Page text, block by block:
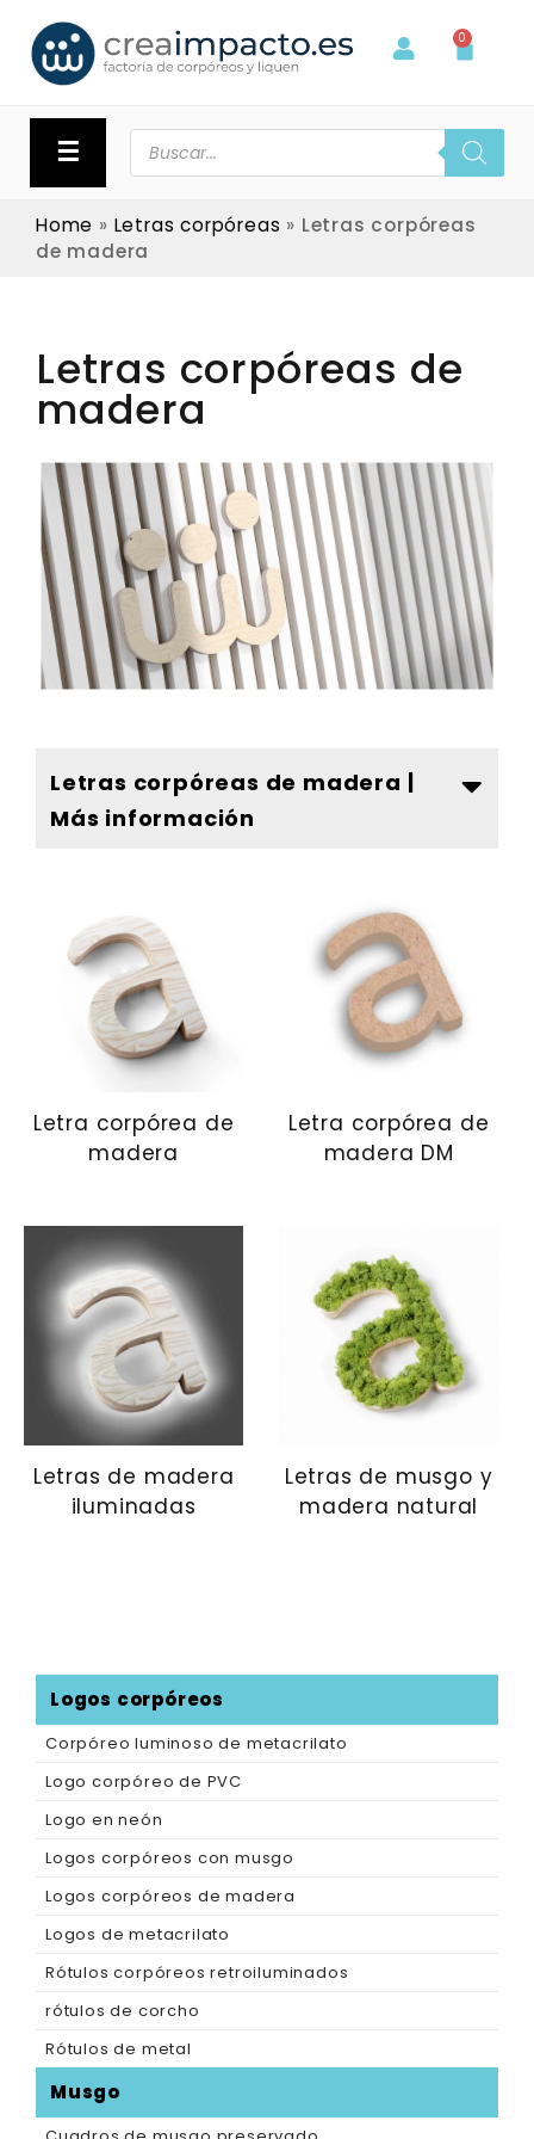
0
☰
Home » Letras corpóreas » Letras corpóreas
de madera
Logos corpóreos
Corpóreo luminoso de metacrilato
Logo corpóreo de PVC
Logo en neón
Logos corpóreos con musgo
Logos corpóreos de madera
Logos de metacrilato
Rótulos corpóreos retroiluminados
rótulos de corcho
Rótulos de metal
Musgo
Letras corpóreas de
madera
Letras corpóreas de madera |
Más información
Letra corpórea de
madera
Letra corpórea de
madera DM
Letras de madera
iluminadas
Letras de musgo y
madera natural